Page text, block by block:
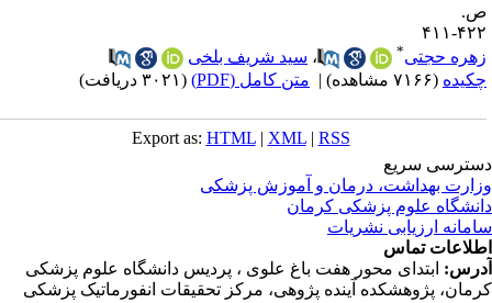
۴۱۱
حجتی
،سید شریف بلخی
(۷۱۶۶ مشاهده) | متن کامل (PDF) (۳۰۲۱ دریافت)
Export as:HTML |XML |RSS
سریع
بهداشت، درمان و آموزش پزشکی
علوم پزشکی کرمان
ارزیابی نشریات
تماس
ابتدای محور هفت باغ علوی ، پردیس دانشگاه علوم پزشکی
پژوهشکده آینده پژوهی، مرکز تحقیقات انفورماتیک پزشکی